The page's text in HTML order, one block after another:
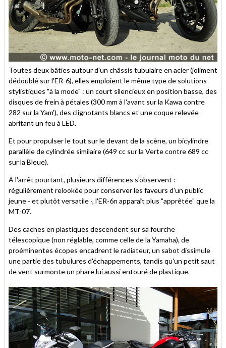
Toutes deux bâties autour d'un châssis tubulaire en acier (joliment
dédoublé sur l'ER-6), elles emploient le même type de solutions
stylistiques "à la mode" : un court silencieux en position basse, des
disques de frein à pétales (300 mm à l'avant sur la Kawa contre
282 sur la Yam'), des clignotants blancs et une coque relevée
abritant un feu à LED.
Et pour propulser le tout sur le devant de la scène, un bicylindre
parallèle de cylindrée similaire (649 cc sur la Verte contre 689 cc
sur la Bleue).
A l'arrêt pourtant, plusieurs différences s'observent :
régulièrement relookée pour conserver les faveurs d'un public
jeune - et plutôt versatile -, l'ER-6n apparaît plus "apprêtée" que la
MT-07.
Des caches en plastiques descendent sur sa fourche
télescopique (non réglable, comme celle de la Yamaha), de
proéminentes écopes encadrent le radiateur, un sabot dissimule
une partie des tubulures d'échappements, tandis qu'un petit saut
de vent surmonte un phare lui aussi entouré de plastique.